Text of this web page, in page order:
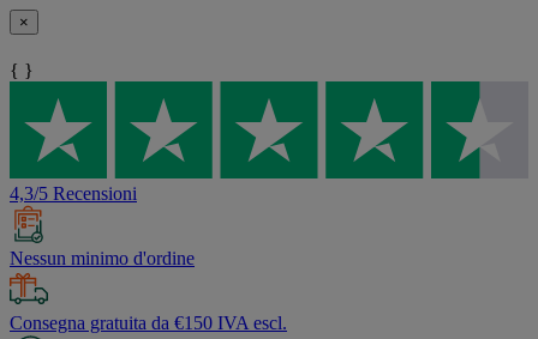
×
{ }
4,3/5 Recensioni
Nessun minimo d'ordine
Consegna gratuita da €150 IVA escl.